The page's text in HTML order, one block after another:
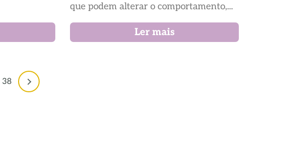
que podem alterar o comportamento,...
Ler mais
38